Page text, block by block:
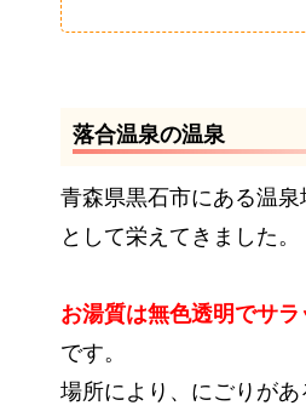
落合温泉の温泉
青森県黒石市にある温
として栄えてきました。
お湯質は無色透明でサ
です。
場所により、にごりがあ